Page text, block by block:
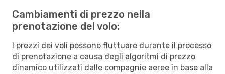
Cambiamenti di prezzo nella
prenotazione del volo:
I prezzi dei voli possono fluttuare durante il processo
di prenotazione a causa degli algoritmi di prezzo
dinamico utilizzati dalle compagnie aeree in base alla